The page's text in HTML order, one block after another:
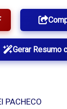
Gerar Resumo
PACHECO